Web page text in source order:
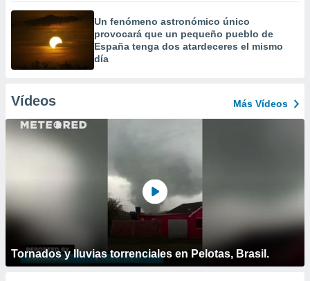
Un fenómeno astronómico único
provocará que un pequeño pueblo de
España tenga dos atardeceres el mismo
día
Vídeos Más Vídeos
Tornados y lluvias torrenciales en Pelotas, Brasil.